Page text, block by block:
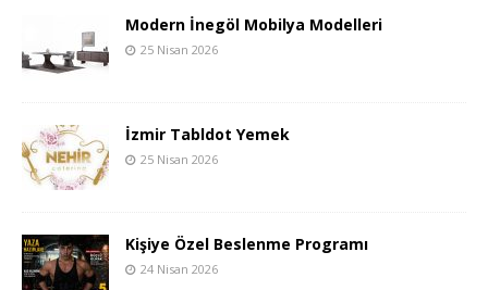
Modern İnegöl Mobilya Modelleri
25 Nisan 2026
İzmir Tabldot Yemek
25 Nisan 2026
Kişiye Özel Beslenme Programı
24 Nisan 2026